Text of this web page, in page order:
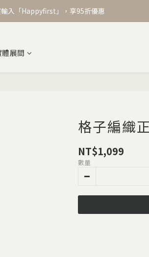
入「Happyfirst」，享95折優惠
體展間
格子編織
NT$1,099
數量